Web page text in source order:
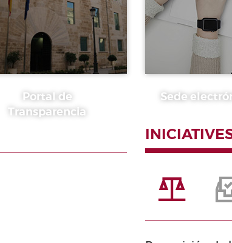
Portal de
Transparencia
Sede